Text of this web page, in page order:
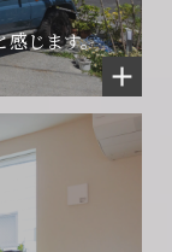
感じます。